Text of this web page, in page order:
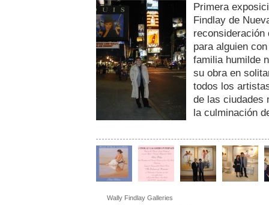
Primera
Findlay de
para alguien
familia humilde
su obra en
todos los
de las
la culminación
Wally Findlay Galleries